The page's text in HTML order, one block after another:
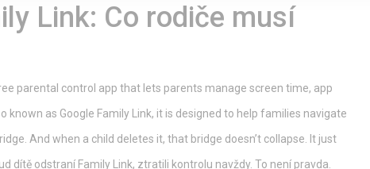
Link: Co rodiče musí
parental control app that lets parents manage screen time, app
known as Google Family Link, it is designed to help families navigate
And when a child deletes it, that bridge doesn’t collapse. It just
dítě odstraní Family Link, ztratili kontrolu navždy. To není pravda.